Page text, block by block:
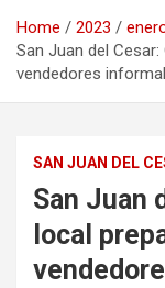
Home 2023
San Juan del
vendedores
SAN JUAN DEL
San Juan
local